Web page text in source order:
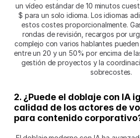
un vídeo estándar de 10 minutos
$ para un solo idioma. Los idiomas
estos costes proporcionalmente.
rondas de revisión, recargos por
complejo con varios hablantes
entre un 20 y un 50% por encima de
gestión de proyectos y la
sobrecostes.
2. ¿Puede el doblaje con IA
calidad de los actores de
para contenido